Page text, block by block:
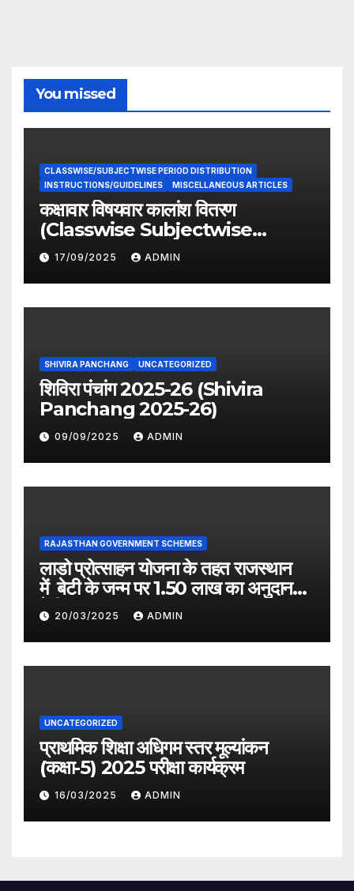
You missed
CLASSWISE/SUBJECTWISE PERIOD DISTRIBUTION
INSTRUCTIONS/GUIDELINES
MISCELLANEOUS ARTICLES
कक्षावार विषयवार कालांश वितरण
(Classwise Subjectwise
period distribution)
17/09/2025 ADMIN
SHIVIRA PANCHANG UNCATEGORIZED
शिविरा पंचांग 2025-26 (Shivira
Panchang 2025-26)
09/09/2025 ADMIN
RAJASTHAN GOVERNMENT SCHEMES
लाडो प्रोत्साहन योजना के तहत राजस्थान
में बेटी के जन्म पर 1.50 लाख का अनुदान
देगी सरकार
20/03/2025 ADMIN
UNCATEGORIZED
प्राथमिक शिक्षा अधिगम स्तर मूल्यांकन
(कक्षा-5) 2025 परीक्षा कार्यक्रम
16/03/2025 ADMIN